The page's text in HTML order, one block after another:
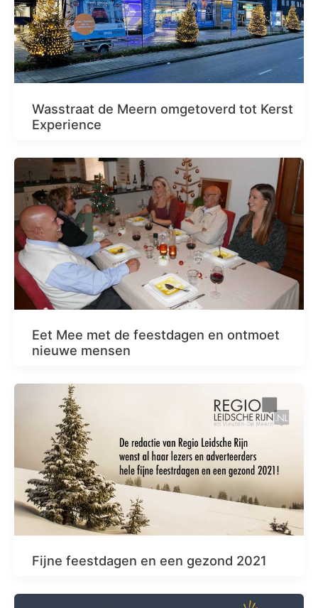
Wasstraat de Meern omgetoverd tot Kerst
Experience
Eet Mee met de feestdagen en ontmoet
nieuwe mensen
Fijne feestdagen en een gezond 2021